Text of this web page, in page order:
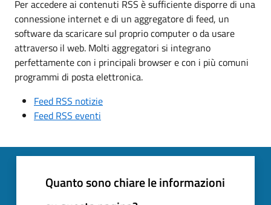
Per accedere ai contenuti RSS è sufficiente disporre di una
connessione internet e di un aggregatore di feed, un
software da scaricare sul proprio computer o da usare
attraverso il web. Molti aggregatori si integrano
perfettamente con i principali browser e con i più comuni
programmi di posta elettronica.
Feed RSS notizie
Feed RSS eventi
Quanto sono chiare le informazioni